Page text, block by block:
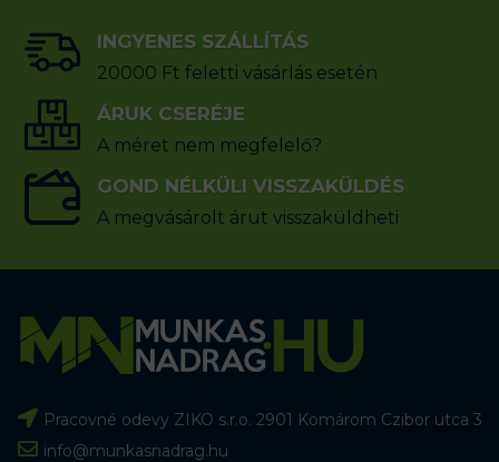
INGYENES SZÁLLÍTÁS
20000 Ft feletti vásárlás esetén
ÁRUK CSERÉJE
A méret nem megfelelő?
GOND NÉLKÜLI VISSZAKÜLDÉS
A megvásárolt árut visszaküldheti
Pracovné odevy ZIKO s.r.o. 2901 Komárom Czibor utca 3
info@munkasnadrag.hu